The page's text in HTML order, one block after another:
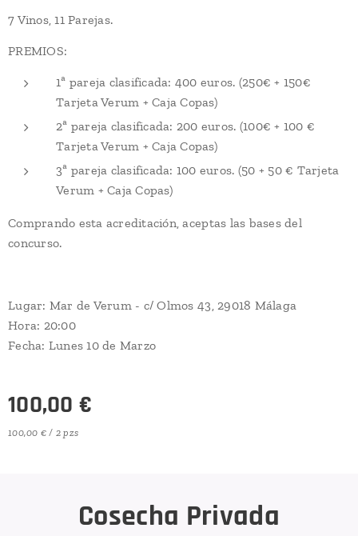
7 Vinos, 11 Parejas.
PREMIOS:
1ª pareja clasificada: 400 euros. (250€ + 150€
Tarjeta Verum + Caja Copas)
2ª pareja clasificada: 200 euros. (100€ + 100 €
Tarjeta Verum + Caja Copas)
3ª pareja clasificada: 100 euros. (50 + 50 € Tarjeta
Verum + Caja Copas)
Comprando esta acreditación, aceptas las bases del
concurso.
Lugar: Mar de Verum - c/ Olmos 43, 29018 Málaga
Hora: 20:00
Fecha: Lunes 10 de Marzo
100,00 €
100,00 € / 2 pzs
Cosecha Privada